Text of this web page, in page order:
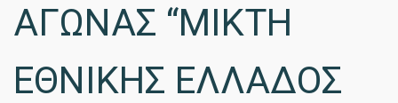
ΑΓΩΝΑΣ “ΜΙΚΤΗ
ΕΘΝΙΚΗΣ ΕΛΛΑΔΟΣ